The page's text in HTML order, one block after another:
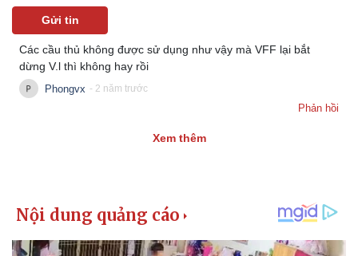
Bất động sản
Tỷ giá
Gửi tin
Các cầu thủ không được sử dụng như vậy mà VFF lại bắt
dừng V.l thì không hay rồi
Phongvx - 2 năm trước
Phản hồi
Xem thêm